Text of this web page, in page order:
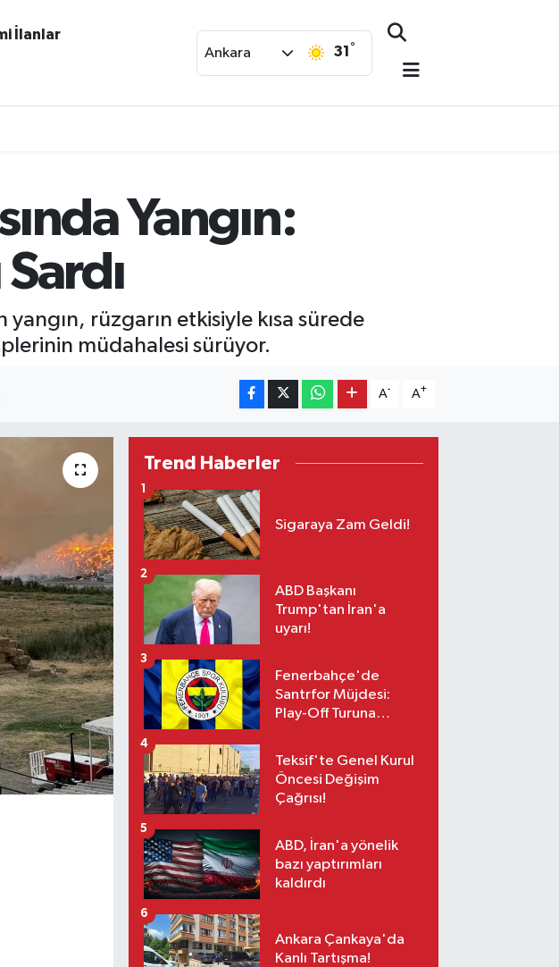
İlanlar
Ankara 31 °
Yangın:
yangın, rüzgarın etkisiyle kısa sürede
müdahalesi sürüyor.
A- A+
Trend Haberler
Sigaraya Zam Geldi!
1
ABD Başkanı
Trump'tan İran'a
uyarı!
2
Fenerbahçe'de
Santrfor Müjdesi:
Play-Off Turuna
3
Teksif'te Genel Kurul
Öncesi Değişim
Çağrısı!
4
ABD, İran'a yönelik
bazı yaptırımları
kaldırdı
5
Ankara Çankaya'da
Kanlı Tartışma!
6